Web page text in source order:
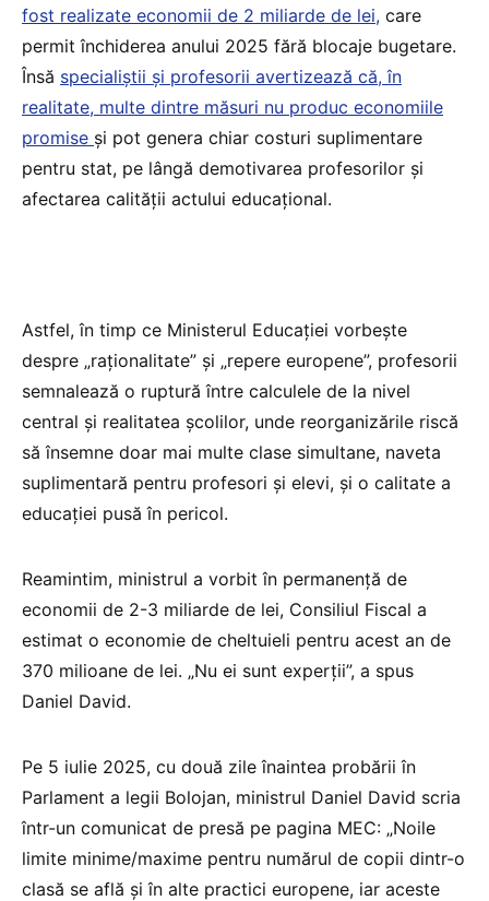
fost realizate economii de 2 miliarde de lei, care
permit închiderea anului 2025 fără blocaje bugetare.
Însă specialiștii și profesorii avertizează că, în
realitate, multe dintre măsuri nu produc economiile
promise și pot genera chiar costuri suplimentare
pentru stat, pe lângă demotivarea profesorilor și
afectarea calității actului educațional.
Astfel, în timp ce Ministerul Educației vorbește
despre „raționalitate” și „repere europene”, profesorii
semnalează o ruptură între calculele de la nivel
central și realitatea școlilor, unde reorganizările riscă
să însemne doar mai multe clase simultane, naveta
suplimentară pentru profesori și elevi, și o calitate a
educației pusă în pericol.
Reamintim, ministrul a vorbit în permanență de
economii de 2-3 miliarde de lei, Consiliul Fiscal a
estimat o economie de cheltuieli pentru acest an de
370 milioane de lei. „Nu ei sunt experții”, a spus
Daniel David.
Pe 5 iulie 2025, cu două zile înaintea probării în
Parlament a legii Bolojan, ministrul Daniel David scria
într-un comunicat de presă pe pagina MEC: „Noile
limite minime/maxime pentru numărul de copii dintr-o
clasă se află și în alte practici europene, iar aceste